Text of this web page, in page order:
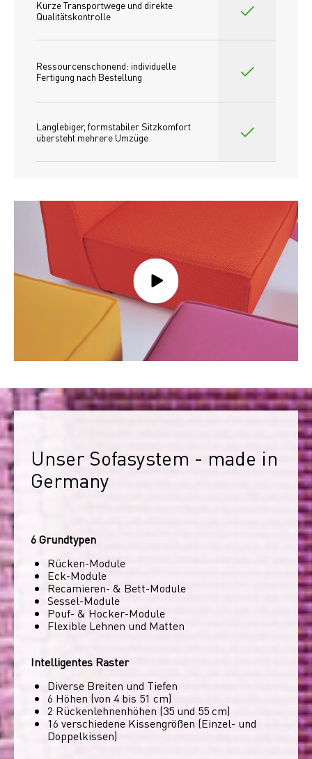
Kurze Transportwege und direkte
Qualitätskontrolle
Ressourcenschonend: individuelle
Fertigung nach Bestellung
Langlebiger, formstabiler Sitzkomfort
übersteht mehrere Umzüge
Unser Sofasystem - made in
Germany
6 Grundtypen
Rücken-Module
Eck-Module
Recamieren- & Bett-Module
Sessel-Module
Pouf- & Hocker-Module
Flexible Lehnen und Matten
Intelligentes Raster
Diverse Breiten und Tiefen
6 Höhen (von 4 bis 51 cm)
2 Rückenlehnenhöhen (35 und 55 cm)
16 verschiedene Kissengrößen (Einzel- und
Doppelkissen)